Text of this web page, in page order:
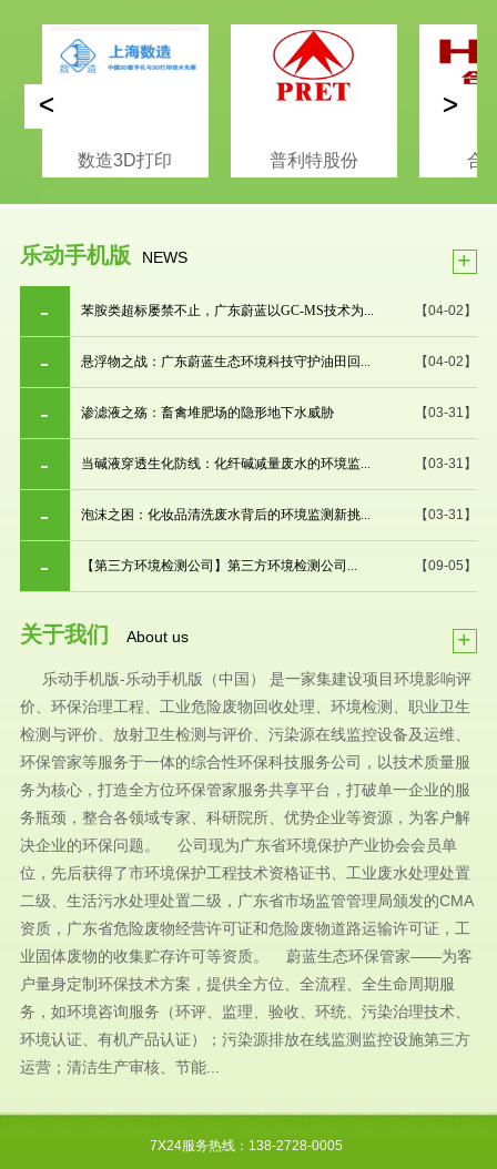
数造3D打印 普利特股份 合
< >
乐动手机版 NEWS +
【04-02】
苯胺类超标屡禁不止，广东蔚蓝以GC-MS技术为...
【04-02】
悬浮物之战：广东蔚蓝生态环境科技守护油田回...
【03-31】
渗滤液之殇：畜禽堆肥场的隐形地下水威胁
【03-31】
当碱液穿透生化防线：化纤碱减量废水的环境监...
【03-31】
泡沫之困：化妆品清洗废水背后的环境监测新挑...
【09-05】
【第三方环境检测公司】第三方环境检测公司...
关于我们 About us +
乐动手机版-乐动手机版（中国） 是一家集建设项目环境影响评
价、环保治理工程、工业危险废物回收处理、环境检测、职业卫生
检测与评价、放射卫生检测与评价、污染源在线监控设备及运维、
环保管家等服务于一体的综合性环保科技服务公司，以技术质量服
务为核心，打造全方位环保管家服务共享平台，打破单一企业的服
务瓶颈，整合各领域专家、科研院所、优势企业等资源，为客户解
决企业的环保问题。 公司现为广东省环境保护产业协会会员单
位，先后获得了市环境保护工程技术资格证书、工业废水处理处置
二级、生活污水处理处置二级，广东省市场监管管理局颁发的CMA
资质，广东省危险废物经营许可证和危险废物道路运输许可证，工
业固体废物的收集贮存许可等资质。 蔚蓝生态环保管家——为客
户量身定制环保技术方案，提供全方位、全流程、全生命周期服
务，如环境咨询服务（环评、监理、验收、环统、污染治理技术、
环境认证、有机产品认证）；污染源排放在线监测监控设施第三方
运营；清洁生产审核、节能...
7X24服务热线：138-2728-0005